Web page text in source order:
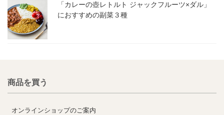
「カレーの壺レトルト ジャックフルーツ×ダル」
におすすめの副菜３種
商品を買う
オンラインショップのご案内